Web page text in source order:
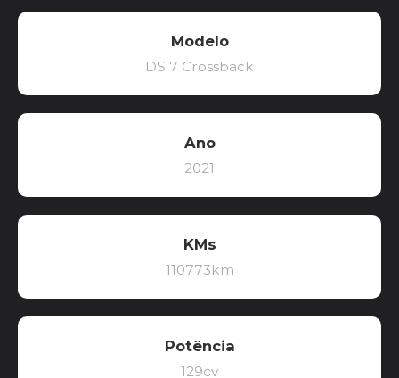
Modelo
DS 7 Crossback
Ano
2021
KMs
110773km
Potência
129cv